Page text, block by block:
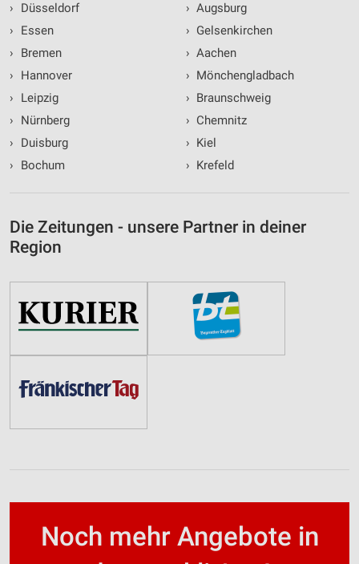
›
Düsseldorf
›
Essen
›
Bremen
›
Hannover
›
Leipzig
›
Nürnberg
›
Duisburg
›
Bochum
› Augsburg
› Gelsenkirchen
› Aachen
› Mönchengladbach
› Braunschweig
› Chemnitz
› Kiel
› Krefeld
Die Zeitungen - unsere Partner in deiner
Region
Noch mehr Angebote in